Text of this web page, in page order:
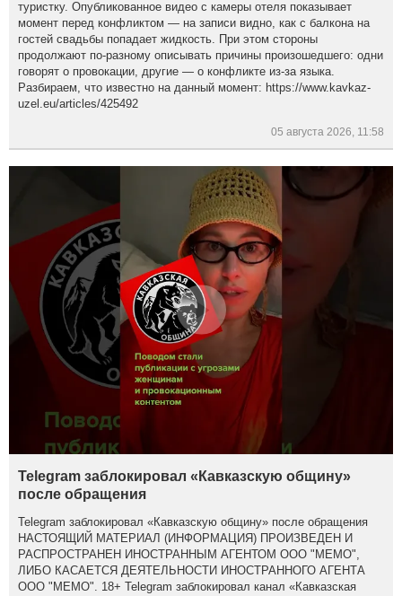
туристку. Опубликованное видео с камеры отеля показывает
момент перед конфликтом — на записи видно, как с балкона на
гостей свадьбы попадает жидкость. При этом стороны
продолжают по-разному описывать причины произошедшего: одни
говорят о провокации, другие — о конфликте из-за языка.
Разбираем, что известно на данный момент: https://www.kavkaz-
uzel.eu/articles/425492
05 августа 2026, 11:58
Telegram заблокировал «Кавказскую общину»
после обращения
Telegram заблокировал «Кавказскую общину» после обращения
НАСТОЯЩИЙ МАТЕРИАЛ (ИНФОРМАЦИЯ) ПРОИЗВЕДЕН И
РАСПРОСТРАНЕН ИНОСТРАННЫМ АГЕНТОМ ООО "МЕМО",
ЛИБО КАСАЕТСЯ ДЕЯТЕЛЬНОСТИ ИНОСТРАННОГО АГЕНТА
ООО "МЕМО". 18+ Telegram заблокировал канал «Кавказская